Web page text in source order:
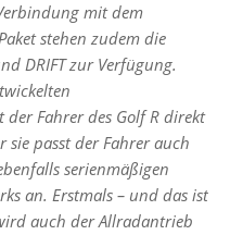
mit dem
stehen zudem die
DRIFT zur Verfügung.
Fahrer des Golf R direkt
passt der Fahrer auch
serienmäßigen
an. Erstmals – und das ist
auch der Allradantrieb